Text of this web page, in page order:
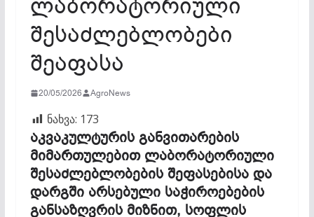
შესაძლებლობები
შეაფასა
20/05/2026 AgroNews
ნახვა: 173
აკვაკულტურის განვითარების
მიმართულებით ლაბორატორიული
შესაძლებლობების შეფასებისა და
დარგში არსებული საჭიროებების
განსაზღვრის მიზნით, სოფლის